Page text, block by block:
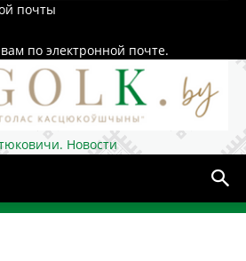
почты
по электронной почте.
Новости